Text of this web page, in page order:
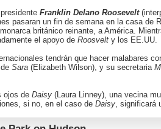
Franklin Delano Roosevelt
pasaran un fin de semana en la casa de
británico reinante, a América.
el apoyo de Roosvelt y los EE.UU.
tendrán que hacer malabares
Sara (Elizabeth Wilson), y su secretaria
ojos de Daisy (Laura Linney), una vecina
si no, en el caso de Daisy, significará